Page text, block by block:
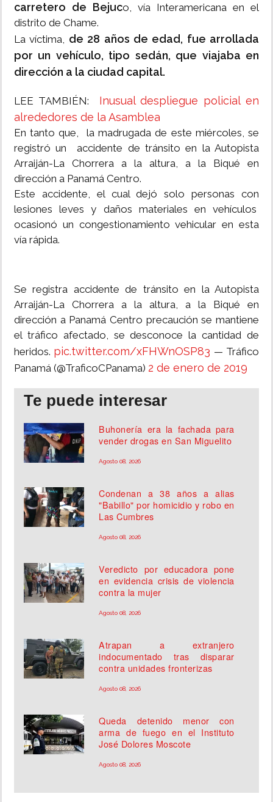
carretero de Bejuco, vía Interamericana en el
distrito de Chame.
La víctima, de 28 años de edad, fue arrollada
por un vehículo, tipo sedán, que viajaba en
dirección a la ciudad capital.
LEE TAMBIÉN:
Inusual despliegue policial en
alrededores de la Asamblea
En tanto que, la madrugada de este miércoles, se
registró un accidente de tránsito en la Autopista
Arraiján-La Chorrera a la altura, a la Biqué en
dirección a Panamá Centro.
Este accidente, el cual dejó solo personas con
lesiones leves y daños materiales en vehículos
ocasionó un congestionamiento vehicular en esta
vía rápida.
Se registra accidente de tránsito en la Autopista
Arraiján-La Chorrera a la altura, a la Biqué en
dirección a Panamá Centro precaución se mantiene
el tráfico afectado, se desconoce la cantidad de
heridos. pic.twitter.com/xFHWnOSP83 — Tráfico
Panamá (@TraficoCPanama) 2 de enero de 2019
Te puede interesar
Buhonería era la fachada para
vender drogas en San Miguelito
Agosto 08, 2026
Condenan a 38 años a alias
"Babillo" por homicidio y robo en
Las Cumbres
Agosto 08, 2026
Veredicto por educadora pone
en evidencia crisis de violencia
contra la mujer
Agosto 08, 2026
Atrapan a extranjero
indocumentado tras disparar
contra unidades fronterizas
Agosto 08, 2026
Queda detenido menor con
arma de fuego en el Instituto
José Dolores Moscote
Agosto 08, 2026